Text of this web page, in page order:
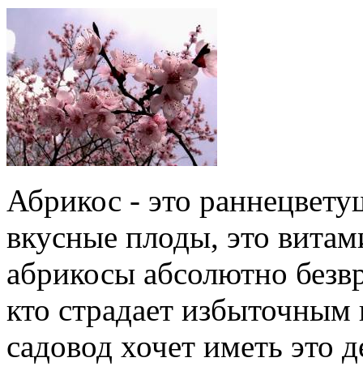
Абрикос - это
вкусные плоды, это
абрикосы абсолютно
кто страдает
садовод хочет иметь это